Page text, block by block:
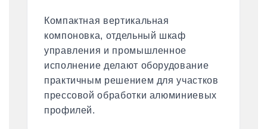
Компактная вертикальная
компоновка, отдельный шкаф
управления и промышленное
исполнение делают оборудование
практичным решением для участков
прессовой обработки алюминиевых
профилей.